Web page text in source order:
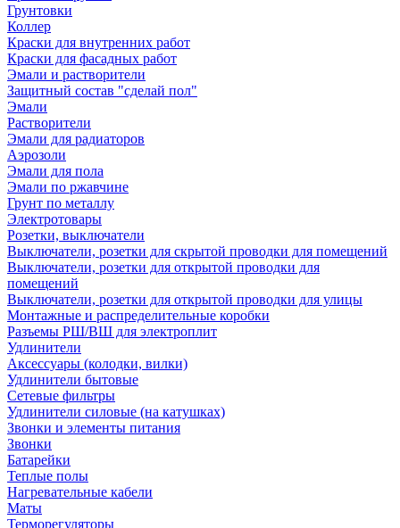
Грунтовки
Коллер
Краски для внутренних работ
Краски для фасадных работ
Эмали и растворители
Защитный состав "сделай пол"
Эмали
Растворители
Эмали для радиаторов
Аэрозоли
Эмали для пола
Эмали по ржавчине
Грунт по металлу
Электротовары
Розетки, выключатели
Выключатели, розетки для скрытой проводки для помещений
Выключатели, розетки для открытой проводки для
помещений
Выключатели, розетки для открытой проводки для улицы
Монтажные и распределительные коробки
Разъемы РШ/ВШ для электроплит
Удлинители
Аксессуары (колодки, вилки)
Удлинители бытовые
Сетевые фильтры
Удлинители силовые (на катушках)
Звонки и элементы питания
Звонки
Батарейки
Теплые полы
Нагревательные кабели
Маты
Терморегуляторы